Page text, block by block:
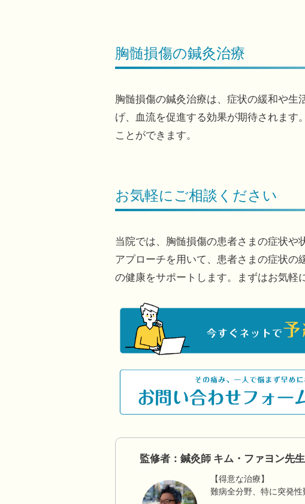
胸髄損傷の鍼灸治療
胸髄損傷の鍼灸治療は、症状の緩和や生
げ、血流を促進する効果が期待されます
ことができます。
お気軽にご相談ください
当院では、胸髄損傷の患者さまの症状や
アプローチを用いて、患者さまの症状の
の健康をサポートします。まずはお気軽
監修者：鍼灸師 キム・ファヨン先生
【得意な治療】
難病全分野、特に突発